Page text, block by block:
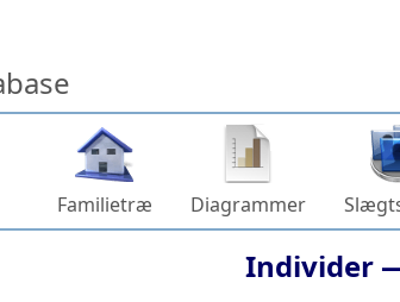
Familietræ Diagrammer
Individer